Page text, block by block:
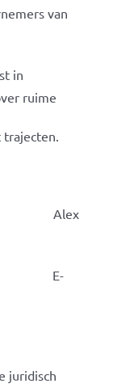
van
in
ruime
trajecten.
Alex
juridisch